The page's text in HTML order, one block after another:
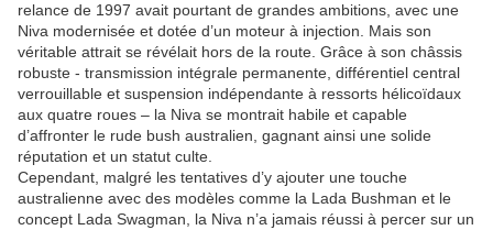
relance de 1997 avait pourtant de grandes ambitions, avec une
Niva modernisée et dotée d’un moteur à injection. Mais son
véritable attrait se révélait hors de la route. Grâce à son châssis
robuste - transmission intégrale permanente, différentiel central
verrouillable et suspension indépendante à ressorts hélicoïdaux
aux quatre roues – la Niva se montrait habile et capable
d’affronter le rude bush australien, gagnant ainsi une solide
réputation et un statut culte.
Cependant, malgré les tentatives d’y ajouter une touche
australienne avec des modèles comme la Lada Bushman et le
concept Lada Swagman, la Niva n’a jamais réussi à percer sur un